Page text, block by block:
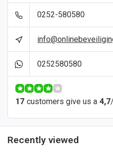
0252-580580
0252580580
17 customers give us a 4,7/
Recently viewed